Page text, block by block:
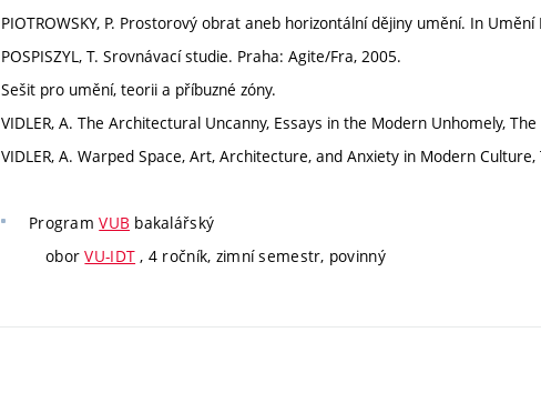
PIOTROWSKY, P. Prostorový obrat aneb horizontální dějiny umění. In Umění
POSPISZYL, T. Srovnávací studie. Praha: Agite/Fra, 2005.
Sešit pro umění, teorii a příbuzné zóny.
VIDLER, A. The Architectural Uncanny, Essays in the Modern Unhomely,
VIDLER, A. Warped Space, Art, Architecture, and Anxiety in Modern Culture,
ProgramVUB bakalářský
oborVU-IDT , 4 ročník, zimní semestr, povinný